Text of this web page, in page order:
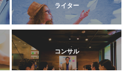
ライター
コンサル